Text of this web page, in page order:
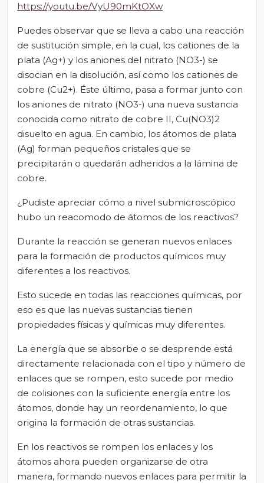
https://youtu.be/VyU90mKtOXw
Puedes observar que se lleva a cabo una reacción
de sustitución simple, en la cual, los cationes de la
plata (Ag+) y los aniones del nitrato (NO3-) se
disocian en la disolución, así como los cationes de
cobre (Cu2+). Éste último, pasa a formar junto con
los aniones de nitrato (NO3-) una nueva sustancia
conocida como nitrato de cobre II, Cu(NO3)2
disuelto en agua. En cambio, los átomos de plata
(Ag) forman pequeños cristales que se
precipitarán o quedarán adheridos a la lámina de
cobre.
¿Pudiste apreciar cómo a nivel submicroscópico
hubo un reacomodo de átomos de los reactivos?
Durante la reacción se generan nuevos enlaces
para la formación de productos químicos muy
diferentes a los reactivos.
Esto sucede en todas las reacciones químicas, por
eso es que las nuevas sustancias tienen
propiedades físicas y químicas muy diferentes.
La energía que se absorbe o se desprende está
directamente relacionada con el tipo y número de
enlaces que se rompen, esto sucede por medio
de colisiones con la suficiente energía entre los
átomos, donde hay un reordenamiento, lo que
origina la formación de otras sustancias.
En los reactivos se rompen los enlaces y los
átomos ahora pueden organizarse de otra
manera, formando nuevos enlaces para permitir la